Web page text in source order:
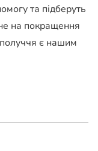
та підберуть
на покращення
є нашим